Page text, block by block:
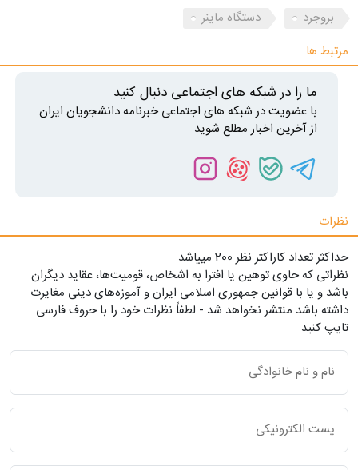
بروجرد
دستگاه ماینر
مرتبط ها
ما را در شبکه های اجتماعی دنبال کنید
با عضویت در شبکه های اجتماعی خبرنامه دانشجویان ایران
از آخرین اخبار مطلع شوید
نظرات
حداکثر تعداد کاراکتر نظر 200 ميياشد
نظراتی که حاوی توهین یا افترا به اشخاص، قومیت‌ها، عقاید دیگران
باشد و یا با قوانین جمهوری اسلامی ایران و آموزه‌های دینی مغایرت
داشته باشد منتشر نخواهد شد - لطفاً نظرات خود را با حروف فارسی
تایپ کنید